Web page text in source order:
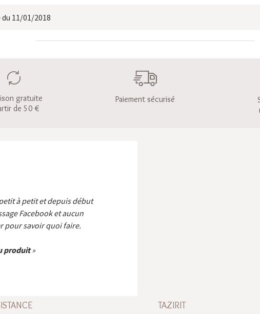
11/01/2018
gratuite
de 50 €
Paiement sécurisé
à petit et depuis début
Facebook et aucun
pour savoir quoi faire.
produit
TAZIRIT